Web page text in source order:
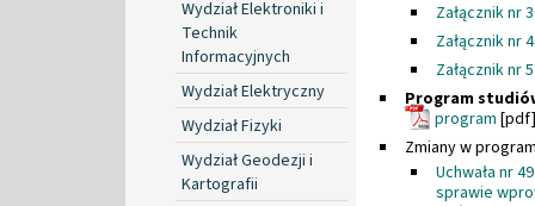
Wydział Elektroniki i
Technik
Informacyjnych
Wydział Elektryczny
Wydział Fizyki
Wydział Geodezji i
Kartografii
Załącznik nr
Załącznik nr
Załącznik nr
Program
program
Zmiany w
Uchwała nr
sprawie